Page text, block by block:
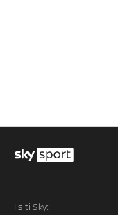
I siti Sky: